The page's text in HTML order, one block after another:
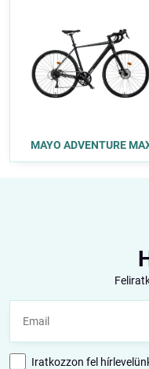
MAYO ADVENTURE
Iratkozzon fel